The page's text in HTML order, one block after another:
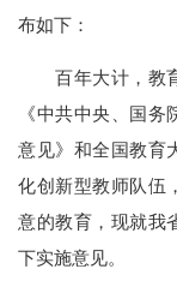
布如下：
百年大计，教育
《中共中央、国
意见》和全国教育
化创新型教师队伍
意的教育，现就我
下实施意见。